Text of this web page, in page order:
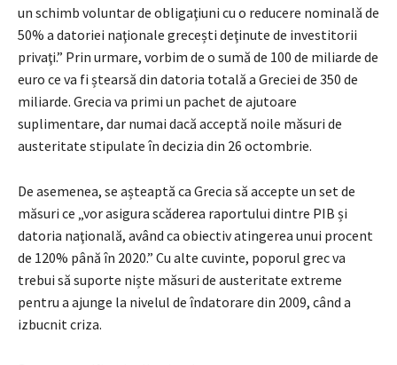
un schimb voluntar de obligaţiuni cu o reducere nominală de
50% a datoriei naţionale grecești deţinute de investitorii
privaţi.” Prin urmare, vorbim de o sumă de 100 de miliarde de
euro ce va fi ștearsă din datoria totală a Greciei de 350 de
miliarde. Grecia va primi un pachet de ajutoare
suplimentare, dar numai dacă acceptă noile măsuri de
austeritate stipulate în decizia din 26 octombrie.
De asemenea, se așteaptă ca Grecia să accepte un set de
măsuri ce „vor asigura scăderea raportului dintre PIB și
datoria naţională, având ca obiectiv atingerea unui procent
de 120% până în 2020.” Cu alte cuvinte, poporul grec va
trebui să suporte niște măsuri de austeritate extreme
pentru a ajunge la nivelul de îndatorare din 2009, când a
izbucnit criza.